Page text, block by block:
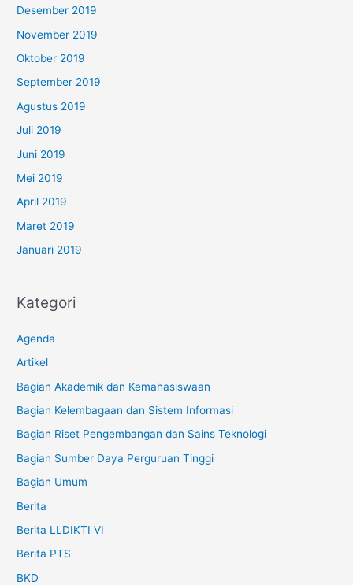
Desember 2019
November 2019
Oktober 2019
September 2019
Agustus 2019
Juli 2019
Juni 2019
Mei 2019
April 2019
Maret 2019
Januari 2019
Kategori
Agenda
Artikel
Bagian Akademik dan Kemahasiswaan
Bagian Kelembagaan dan Sistem Informasi
Bagian Riset Pengembangan dan Sains Teknologi
Bagian Sumber Daya Perguruan Tinggi
Bagian Umum
Berita
Berita LLDIKTI VI
Berita PTS
BKD